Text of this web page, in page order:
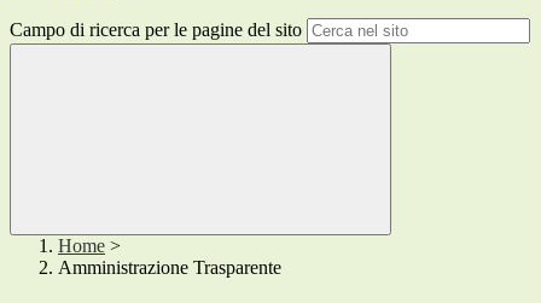
Campo di ricerca per le pagine del sito
Home >
Amministrazione Trasparente